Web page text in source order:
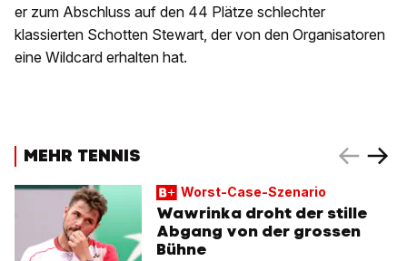
er zum Abschluss auf den 44 Plätze schlechter
klassierten Schotten Stewart, der von den Organisatoren
eine Wildcard erhalten hat.
MEHR TENNIS
Worst-Case-Szenario
Wawrinka droht der stille
Abgang von der grossen
Bühne